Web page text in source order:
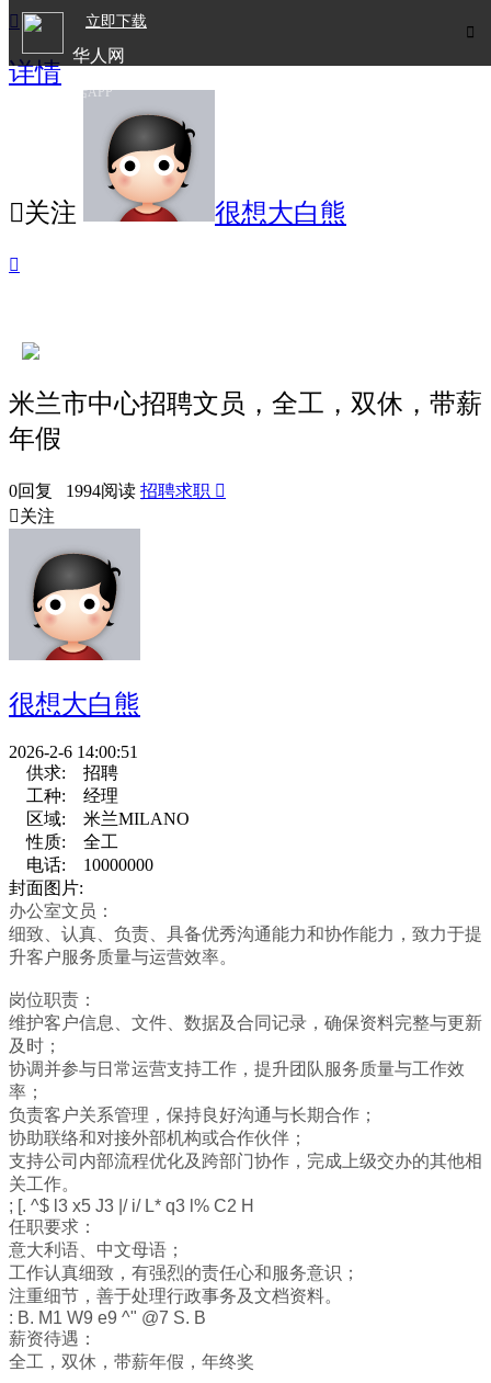

立即下载
华人网
欧洲华人生活APP

详情
关注 很想大白熊

米兰市中心招聘文员，全工，双休，带薪
年假
0回复 1994阅读 招聘求职 
关注
很想大白熊
2026-2-6 14:00:51
供求:
招聘
工种:
经理
区域:
米兰MILANO
性质:
全工
电话:
10000000
封面图片:
办公室文员：
细致、认真、负责、具备优秀沟通能力和协作能力，致力于提
升客户服务质量与运营效率。
岗位职责：
维护客户信息、文件、数据及合同记录，确保资料完整与更新
及时；
协调并参与日常运营支持工作，提升团队服务质量与工作效
率；
负责客户关系管理，保持良好沟通与长期合作；
协助联络和对接外部机构或合作伙伴；
支持公司内部流程优化及跨部门协作，完成上级交办的其他相
关工作。
; [. ^$ l3 x5 J3 |/ i/ L* q3 l% C2 H
任职要求：
意大利语、中文母语；
工作认真细致，有强烈的责任心和服务意识；
注重细节，善于处理行政事务及文档资料。
: B. M1 W9 e9 ^" @7 S. B
薪资待遇：
全工，双休，带薪年假，年终奖